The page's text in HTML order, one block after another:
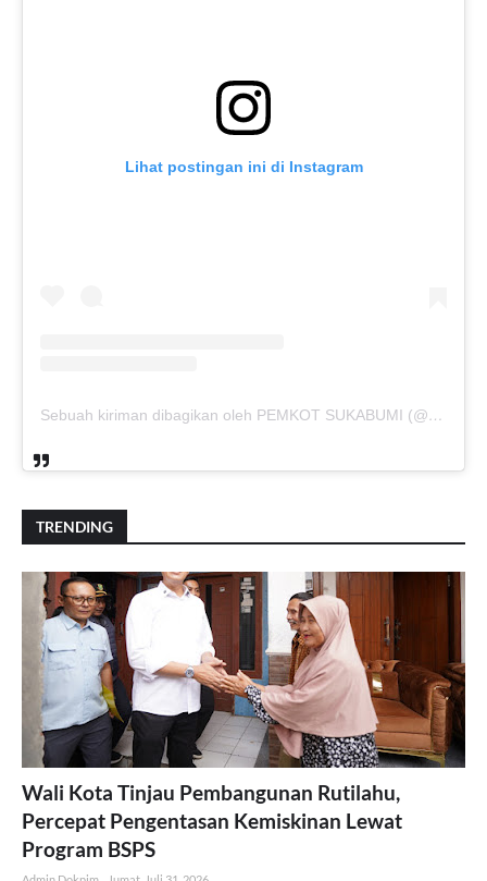
Lihat postingan ini di Instagram
Sebuah kiriman dibagikan oleh PEMKOT SUKABUMI (@pemkotsukabumi_)
TRENDING
Wali Kota Tinjau Pembangunan Rutilahu,
Percepat Pengentasan Kemiskinan Lewat
Program BSPS